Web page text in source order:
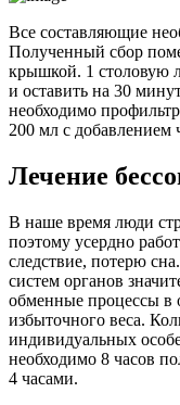
Все составляющие
Полученный сбор
крышкой. 1 столовую
и оставить на 30
необходимо
200 мл с добавлением
Лечение
В наше время люди
поэтому усердно
следствие, потерю
систем органов
обменные процессы в
избыточного веса.
индивидуальных
необходимо 8 часов
4 часами.